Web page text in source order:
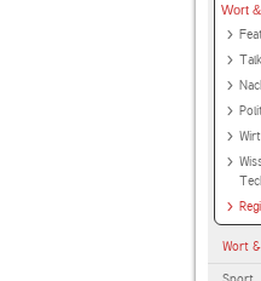
Wort
Talk
Wort